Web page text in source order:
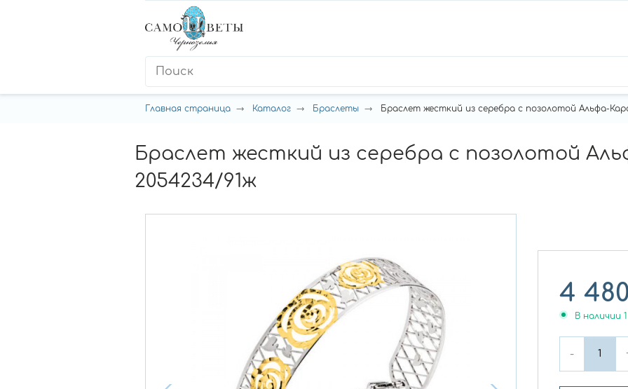
Главная страница Каталог Браслеты Браслет жесткий из серебра с позолотой Альфа-
Браслет жесткий из серебра с позолотой
2054234/91ж
4 480
В наличии 1
-